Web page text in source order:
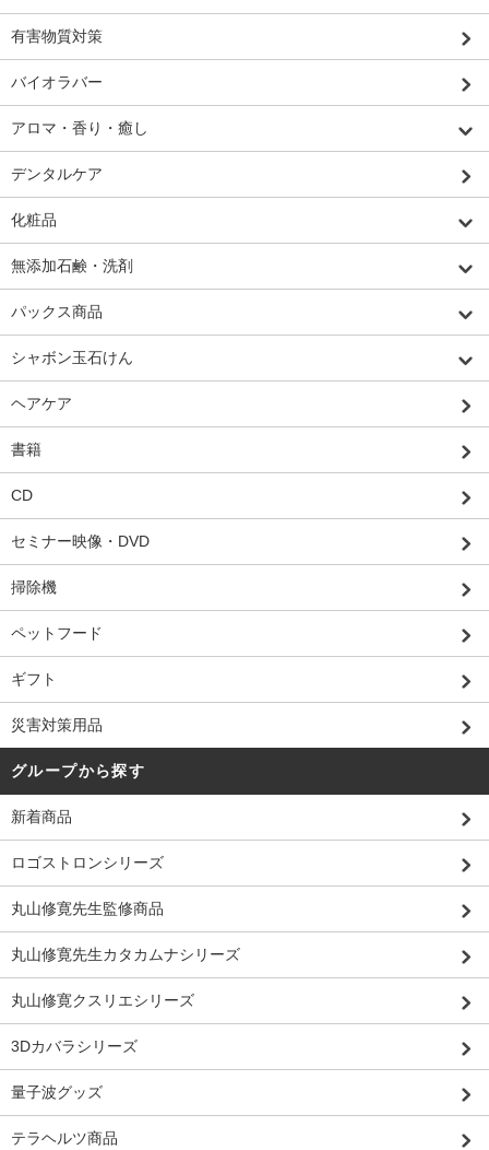
有害物質対策
バイオラバー
アロマ・香り・癒し
デンタルケア
化粧品
無添加石鹸・洗剤
パックス商品
シャボン玉石けん
ヘアケア
書籍
CD
セミナー映像・DVD
掃除機
ペットフード
ギフト
災害対策用品
グループから探す
新着商品
ロゴストロンシリーズ
丸山修寛先生監修商品
丸山修寛先生カタカムナシリーズ
丸山修寛クスリエシリーズ
3Dカバラシリーズ
量子波グッズ
テラヘルツ商品